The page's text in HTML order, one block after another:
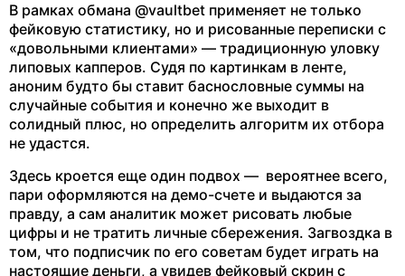
В рамках обмана @vaultbet применяет не только
фейковую статистику, но и рисованные переписки с
«довольными клиентами» — традиционную уловку
липовых капперов. Судя по картинкам в ленте,
аноним будто бы ставит баснословные суммы на
случайные события и конечно же выходит в
солидный плюс, но определить алгоритм их отбора
не удастся.
Здесь кроется еще один подвох — вероятнее всего,
пари оформляются на демо-счете и выдаются за
правду, а сам аналитик может рисовать любые
цифры и не тратить личные сбережения. Загвоздка в
том, что подписчик по его советам будет играть на
настоящие деньги, а увидев фейковый скрин с